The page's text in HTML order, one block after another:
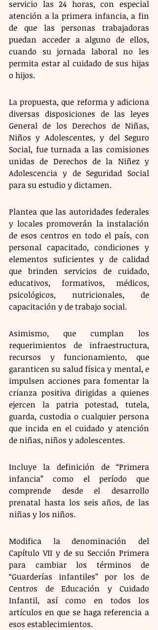
servicio las 24 horas, con especial
atención a la primera infancia, a fin
de que las personas trabajadoras
puedan acceder a alguno de ellos,
cuando su jornada laboral no les
permita estar al cuidado de sus hijas
o hijos.
La propuesta, que reforma y adiciona
diversas disposiciones de las leyes
General de los Derechos de Niñas,
Niños y Adolescentes, y del Seguro
Social, fue turnada a las comisiones
unidas de Derechos de la Niñez y
Adolescencia y de Seguridad Social
para su estudio y dictamen.
Plantea que las autoridades federales
y locales promoverán la instalación
de esos centros en todo el país, con
personal capacitado, condiciones y
elementos suficientes y de calidad
que brinden servicios de cuidado,
educativos, formativos, médicos,
psicológicos, nutricionales, de
capacitación y de trabajo social.
Asimismo, que cumplan los
requerimientos de infraestructura,
recursos y funcionamiento, que
garanticen su salud física y mental, e
impulsen acciones para fomentar la
crianza positiva dirigidas a quienes
ejercen la patria potestad, tutela,
guarda, custodia o cualquier persona
que incida en el cuidado y atención
de niñas, niños y adolescentes.
Incluye la definición de “Primera
infancia” como el período que
comprende desde el desarrollo
prenatal hasta los seis años, de las
niñas y los niños.
Modifica la denominación del
Capítulo VII y de su Sección Primera
para cambiar los términos de
“Guarderías infantiles” por los de
Centros de Educación y Cuidado
Infantil, así como en todos los
artículos en que se haga referencia a
esos establecimientos.